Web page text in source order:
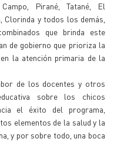
Pirané, Tatané, El
Clorinda y todos los demás,
que brinda este
de gobierno que prioriza la
la atención primaria de la
de los docentes y otros
sobre los chicos
el éxito del programa,
elementos de la salud y la
y por sobre todo, una boca